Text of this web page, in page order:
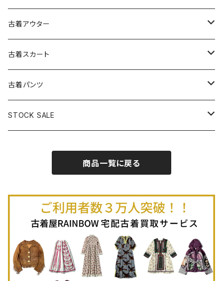
古着キャミソールワンピース
古着ベアトップワンピース
古着オールインワン
古着オーバーオール
古着ノースリーブシャツ・ブラウス
古着スウェット
古着パーカー
古着プルオーバー
古着長袖プルオーバー
古着半袖プルオーバー
古着Ｔシャツ
古着長袖Ｔシャツ
古着半袖Ｔシャツ
古着ベスト
古着キャミソール
古着ポロシャツ
古着長袖ポロシャツ
古着スウェット
古着パーカー
古着タンクトップ
古着セーター
古着カーディガン
古着半袖ニット
古着ニットアウター
古着アウター
古着ライトジャケット
古着ライトコート
古着ヘビージャケット
古着羽織り
古着スカート
古着ロング丈スカート (丈76cm-)
古着膝丈スカート (丈56-75cm)
古着ミニ丈スカート (丈56-75cm)
古着パンツ
古着ロング丈パンツ
STOCK SALE
Autumn / Winter
商品一覧に戻る